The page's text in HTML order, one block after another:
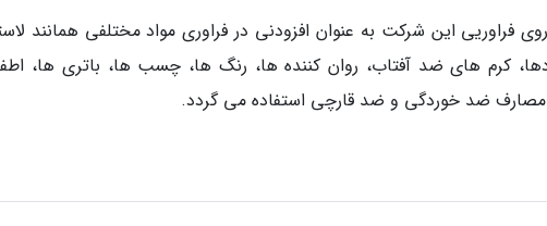
روی فراوریی این شرکت به عنوان افزودنی در فراوری مواد مختلفی همانند
کرم های ضد آفتاب، روان کننده ­ها، رنگ­ ها، چسب­ ها، باتری ­ها،